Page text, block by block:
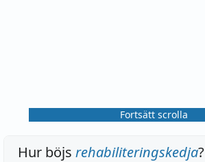
Fortsätt scrolla
Hur böjs rehabiliteringskedja?